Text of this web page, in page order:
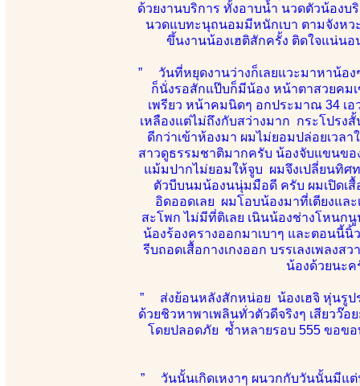
ด้วยงานบริการ ทั้งอาบน้ำ นวดตัวน้อง
นวดแบทะนุถนอมมีหนักเบา ตามจังหว
ขึ้นงานน้องเฮติสักครั้ง ติดใจแน่นอ
” วันที่หยุดงานว่างก็เลยแวะมาหาน้อ
ก็นั่งรอสักแป๊บก็มีน้อง หน้าตาสวยคม
เพรียว หน้าคมนิดๆ อกประมาณ 34 เ
เหลืองแต่ไม่ถึงกับสว่างมาก กระโปร
ดีกว่าเข้าห้องมา ผมไม่ยอมปล่อยเวล
สาวดูธรรมชาติมากครับ น้องจับแขนขอ
แม้มปากไม่ยอมให้จูบ ผมจึงเปลี่ยนทิศ
ตัวบีบนมน้องนนุ่มมือดี ครับ ผมเปิดเ
อิดออดเลย ผมโอบน้องมาที่เตียงแล
สะโพก ไม่มีที่ติเลย เนินน้องช่างโหนก
น้องร้องครางออกมาเบาๆ และตอนนี้นิ้
รีบถอดเสื้อกางเกงออก บรรเลงเพลง
น้องด้วยนะค
” ส่งย้อนหลังสักหน่อย น้องเฮจิ หุ่นรูป
ด้วยชิวหาพาเพลินทั่วตัวดีจริงๆ เสียว
โดยปลอดภัย ซ้ำหลายรอบ 555 ขอข
” วันนั้นเกิดเหงาๆ ผนวกกับวันนั้นมีแต่